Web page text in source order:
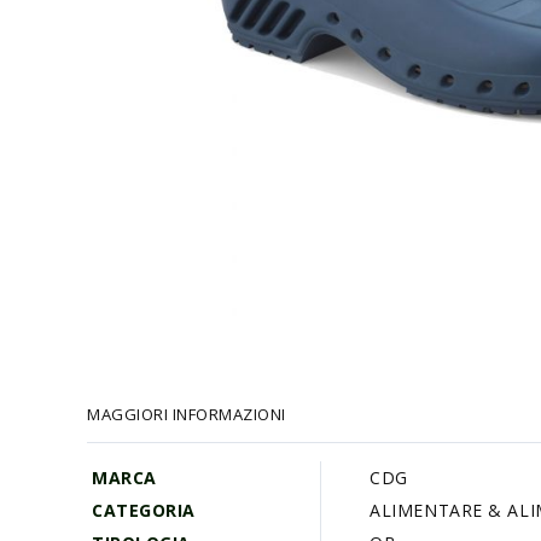
di
immagini
MAGGIORI INFORMAZIONI
MARCA
CDG
CATEGORIA
ALIMENTARE &